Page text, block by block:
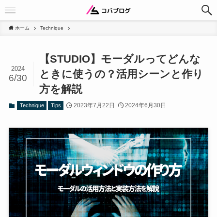
ホーム Technique
【STUDIO】モーダルってどんな
ときに使うの？活用シーンと作り
方を解説
2024
6/30
Technique Tips 2023年7月22日 2024年6月30日